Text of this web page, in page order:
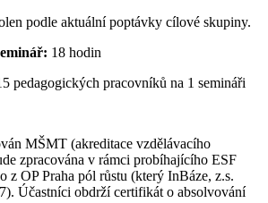
podle aktuální poptávky cílové skupiny.
18 hodin
pedagogických pracovníků na 1 semináři
MŠMT (akreditace vzdělávacího
zpracována v rámci probíhajícího ESF
z OP Praha pól růstu (který InBáze, z.s.
Účastníci obdrží certifikát o absolvování